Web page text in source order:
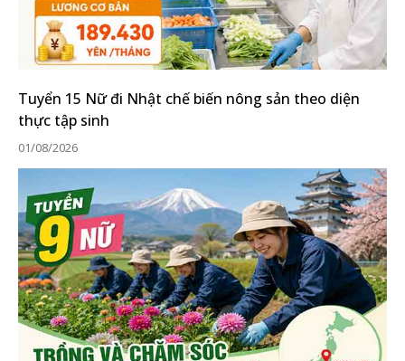
Tuyển 15 Nữ đi Nhật chế biến nông sản theo diện
thực tập sinh
01/08/2026